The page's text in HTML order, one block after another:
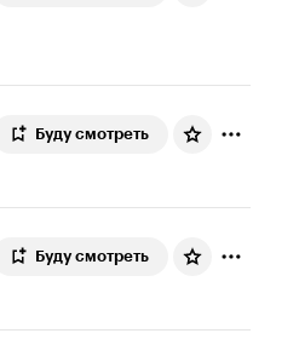
Буду смотреть
Буду смотреть